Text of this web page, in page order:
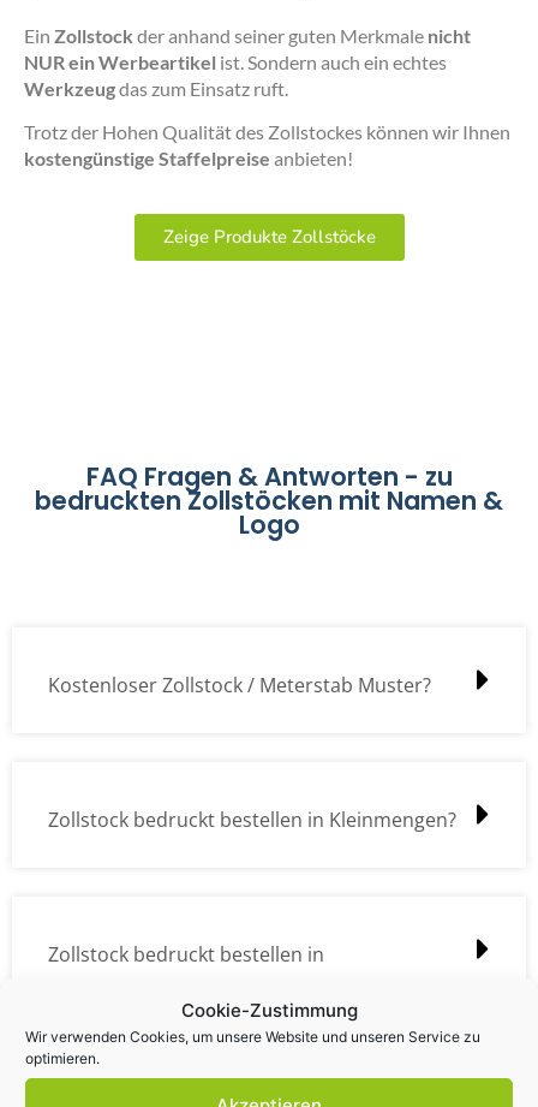
Cookie-Zustimmung
Wir verwenden Cookies, um unsere Website und unseren Service zu
optimieren.
Ein Zollstock der anhand seiner guten Merkmale nicht
NUR ein Werbeartikel ist. Sondern auch ein echtes
Werkzeugdas zum Einsatz ruft.
Trotz der Hohen Qualität des Zollstockes können wir Ihnen
kostengünstige Staffelpreise anbieten!
Zeige Produkte Zollstöcke
FAQ Fragen & Antworten - zu
bedruckten Zollstöcken mit Namen &
Logo
Kostenloser Zollstock / Meterstab Muster?
Zollstock bedruckt bestellen in Kleinmengen?
Zollstock bedruckt bestellen in